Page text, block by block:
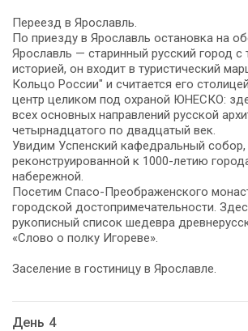
Переезд в Ярославль.
По приезду в Ярославль остановка на
Ярославль — старинный русский город с
историей, он входит в туристический
Кольцо России" и считается его
центр целиком под охраной ЮНЕСКО:
всех основных направлений русской
четырнадцатого по двадцатый век.
Увидим Успенский кафедральный
реконструированной к 1000-летию
набережной.
Посетим Спасо-Преображенского
городской достопримечательности.
рукописный список шедевра
«Слово о полку Игореве».
Заселение в гостиницу в Ярославле.
День 4